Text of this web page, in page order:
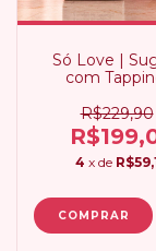
Só Love |
com
R$229,90
4 x de